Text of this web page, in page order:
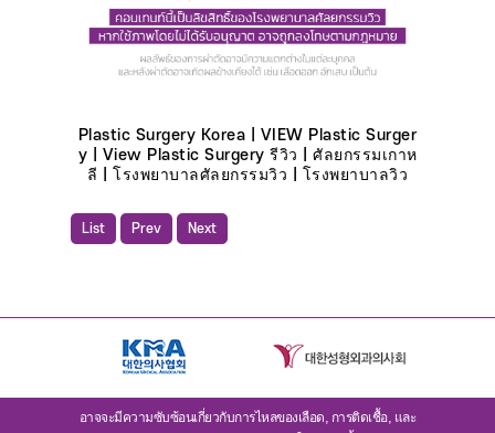
Plastic Surgery Korea | VIEW Plastic Surger
y | View Plastic Surgery รีวิว | ศัลยกรรมเกาห
ลี | โรงพยาบาลศัลยกรรมวิว | โรงพยาบาลวิว
List Prev Next
อาจจะมีความซับซ้อนเกี่ยวกับการไหลของเลือด, การติดเชื้อ, และ